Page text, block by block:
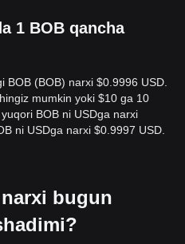
1 BOB qancha
BOB (BOB) narxi $0.9996 USD.
mumkin yoki $10 ga 10
BOB ni USDga narxi
ni USDga narxi $0.9997 USD.
bugun